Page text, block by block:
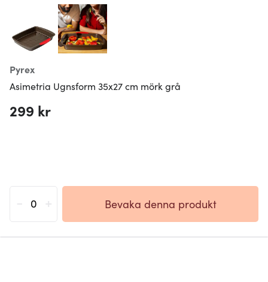
Pyrex
Asimetria Ugnsform 35x27 cm mörk grå
299 kr
Bevaka denna produkt